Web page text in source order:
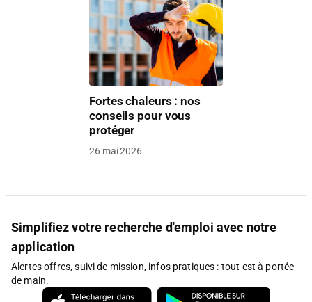
Fortes chaleurs : nos
conseils pour vous
protéger
26 mai 2026